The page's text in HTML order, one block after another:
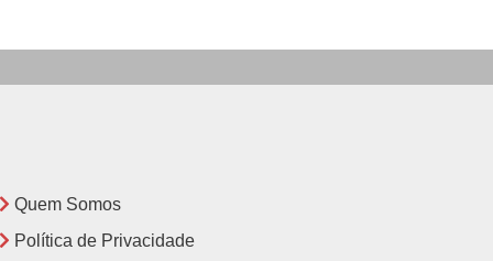
Quem Somos
Política de Privacidade